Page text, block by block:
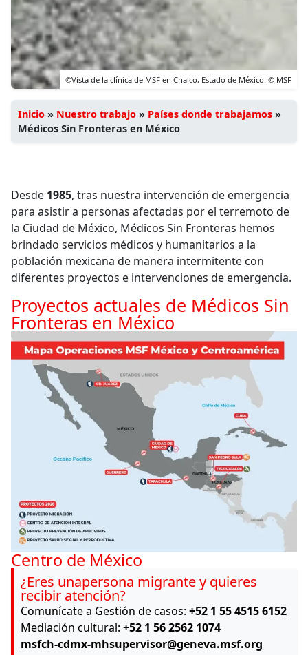
©Vista de la clínica de MSF en Chalco, Estado de México. © MSF
Inicio » Nuestro trabajo » Países donde trabajamos »
Médicos Sin Fronteras en México
Desde 1985, tras nuestra intervención de emergencia
para asistir a personas afectadas por el terremoto de
la Ciudad de México, Médicos Sin Fronteras hemos
brindado servicios médicos y humanitarios a la
población mexicana de manera intermitente con
diferentes proyectos e intervenciones de emergencia.
Proyectos actuales de Médicos Sin
Fronteras en México
Centro de México
¿Eres unapersona migrante y quieres
recibir atención?
Comunícate a Gestión de casos: +52 1 55 4515 6152
Mediación cultural: +52 1 56 2562 1074
msfch-cdmx-mhsupervisor@geneva.msf.org